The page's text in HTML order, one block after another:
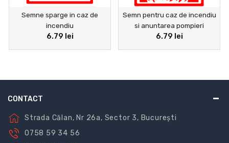
Semne sparge in caz de
incendiu
6.79 lei
Semn pentru caz de incendiu
si anuntarea pompieri
6.79 lei
CONTACT
Strada Călan, Nr 26a, Sector 3, București
0758 59 34 56